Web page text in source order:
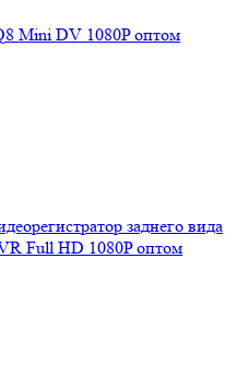
Mini DV 1080P оптом
заднего вида
Full HD 1080P оптом